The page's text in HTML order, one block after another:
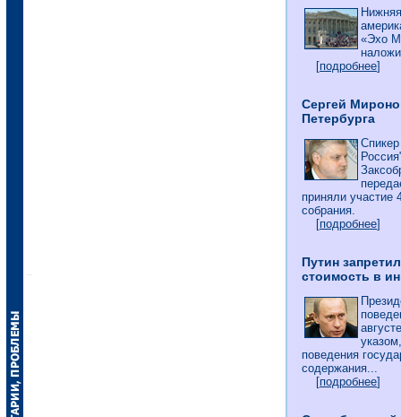
«Эхо
[подробнее]
Сергей
Петербурга
приняли участие
собрания.
[подробнее]
Путин
стоимость в
поведения
содержания...
[подробнее]